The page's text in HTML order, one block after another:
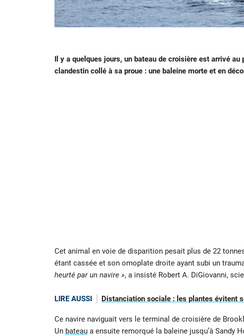
Il y a quelques jours, un bateau de croisière est arrivé
clandestin collé à sa proue : une baleine morte et en
Cet animal en voie de disparition pesait plus de 22
étant cassée et son omoplate droite ayant subi un
heurté par un navire », a insisté Robert A. DiGiovanni,
LIRE AUSSI Distanciation sociale : les plantes évitent
Ce navire naviguait vers le terminal de croisière de
Un bateaua ensuite remorqué la baleine jusqu’à Sandy